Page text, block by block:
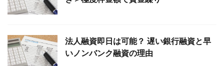
法人融資即日は可能？ 遅い銀行融資と早
いノンバンク融資の理由